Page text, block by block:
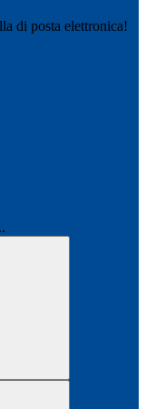
di posta elettronica!